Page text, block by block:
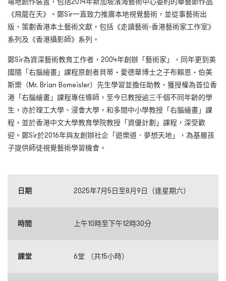
《飛龍在天》。鄭Sir一直致力推廣本地視覺藝術，並從事藝術出
版、策劃香港本土藝術文獻，包括《走讀藝術-香港藝術家工作室》
系列及《香港攝影師》系列。
鄭Sir為資深藝術教育工作者，2004年創辦「藝術家」，同年更到美
國隨「右腦繪畫」課程原創者貝蒂‧愛德華博士之子布賴恩‧伯美
斯樂（Mr. Brian Bomeisler）先生學習並擔任助教，獲授權為首位香
港「右腦繪畫」課程專任導師，至今已教授逾三千個不同年齡的學
生，亦於理工大學、浸會大學，和多間中小學教授「右腦繪畫」課
程，並於香港中文大學教育學院教授「資優計劃」課程，深受歡
迎。鄭Sir於2016年與友創辦社企「遊樂道．夢想天地」，為基層孩
子提供師徒視覺藝術學習機會。
日期 2025年7月5日至8月9日（逢星期六）
時間 上午10時至下午12時30分
課堂 6堂 （共15小時）